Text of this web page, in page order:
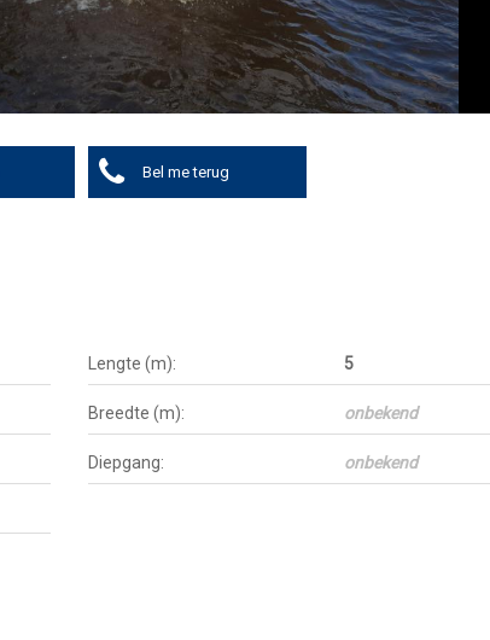
Bel me terug
Lengte (m): 5
Breedte (m): onbekend
Diepgang: onbekend